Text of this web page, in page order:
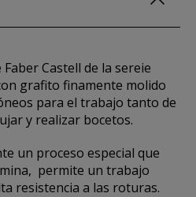
Castell de la sereie
grafito finamente molido
para el trabajo tanto de
y realizar bocetos.
un proceso especial que
permite un trabajo
resistencia a las roturas.